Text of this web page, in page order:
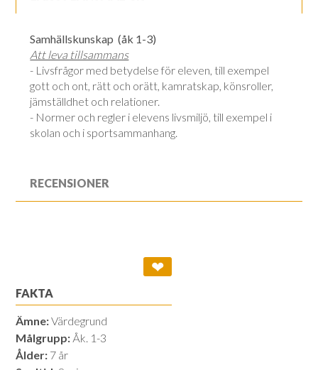
Samhällskunskap (åk 1-3)
Att leva tillsammans
- Livsfrågor med betydelse för eleven, till exempel
gott och ont, rätt och orätt, kamratskap, könsroller,
jämställdhet och relationer.
- Normer och regler i elevens livsmiljö, till exempel i
skolan och i sportsammanhang.
RECENSIONER
❤
FAKTA
Ämne:Värdegrund
Målgrupp: Åk. 1-3
Ålder: 7 år